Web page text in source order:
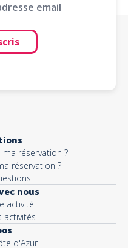
email
réservation ?
réservation ?
nous
activité
activités
d'Azur